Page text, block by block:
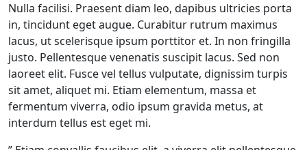
Nulla facilisi. Praesent diam leo, dapibus ultricies porta
in, tincidunt eget augue. Curabitur rutrum maximus
lacus, ut scelerisque ipsum porttitor et. In non fringilla
justo. Pellentesque venenatis suscipit lacus. Sed non
laoreet elit. Fusce vel tellus vulputate, dignissim turpis
sit amet, aliquet mi. Etiam elementum, massa et
fermentum viverra, odio ipsum gravida metus, at
interdum tellus est eget mi.